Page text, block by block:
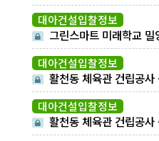
대아건설입찰정보
그린스마트 미래학교
대아건설입찰정보
활천동 체육관 건립공사
대아건설입찰정보
활천동 체육관 건립공사